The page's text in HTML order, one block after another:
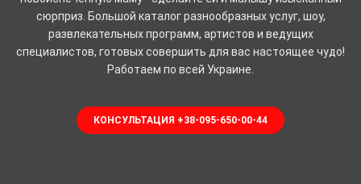
сюрприз. Большой каталог разнообразных услуг, шоу,
развлекательных программ, артистов и ведущих
специалистов, готовых совершить для вас настоящее чудо!
Работаем по всей Украине.
КОНСУЛЬТАЦИЯ +38-095-650-00-44